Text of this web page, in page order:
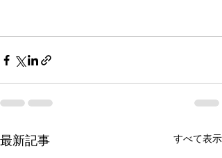
最新記事 すべて表示